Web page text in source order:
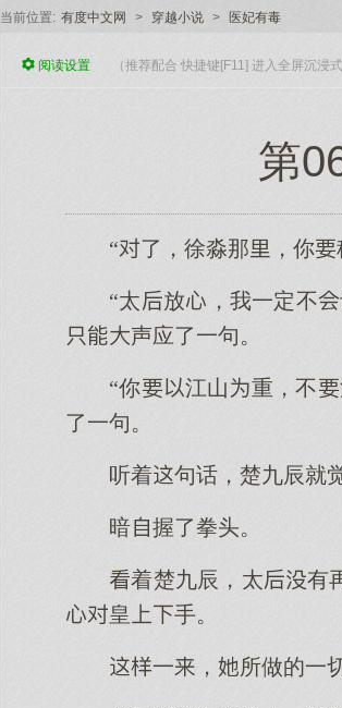
当前位置: 有度中文网 > 穿越小说 > 医妃有毒
阅读设置 （推荐配合 快捷键[F11] 进入全屏沉浸式
第
“了，徐淼那，你
“太放，我一定不
声应了一句。
“你江山重，不
了一句。
听着句话，楚九辰就
暗握了拳头。
着楚九辰，太有
皇手。
一，所做的一切